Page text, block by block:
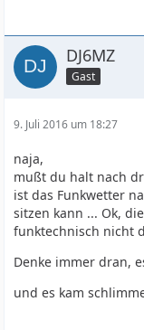
DJ6MZ
Gast
9. Juli 2016 um 18:27
naja,
mußt du halt nach
ist das Funkwetter
sitzen kann ... Ok,
funktechnisch nicht
Denke immer dran,
und es kam